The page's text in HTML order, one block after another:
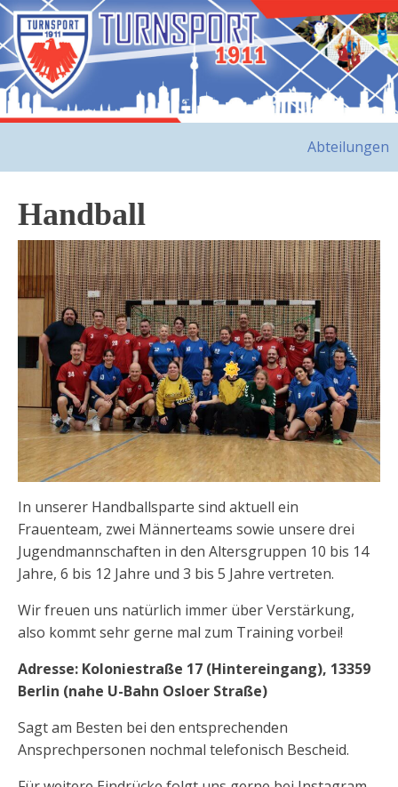
Abteilungen
Handball
In unserer Handballsparte sind aktuell ein
Frauenteam, zwei Männerteams sowie unsere drei
Jugendmannschaften in den Altersgruppen 10 bis 14
Jahre, 6 bis 12 Jahre und 3 bis 5 Jahre vertreten.
Wir freuen uns natürlich immer über Verstärkung,
also kommt sehr gerne mal zum Training vorbei!
Adresse: Koloniestraße 17 (Hintereingang), 13359
Berlin (nahe U-Bahn Osloer Straße)
Sagt am Besten bei den entsprechenden
Ansprechpersonen nochmal telefonisch Bescheid.